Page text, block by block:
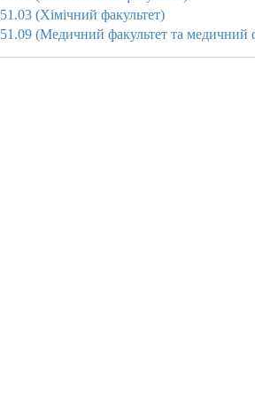
(Хімічний факультет)
(Медичний факультет та медичний